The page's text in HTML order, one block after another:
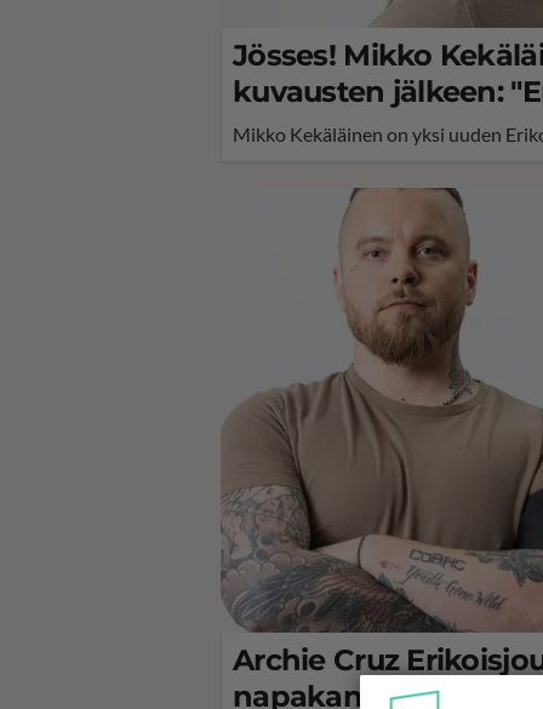
Jösses! Mikko
kuvausten jälkeen:
Mikko Kekäläinen on yksi uuden
Archie Cruz
napakan piikin: